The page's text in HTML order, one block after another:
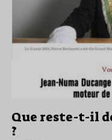
Que reste-t-il
?